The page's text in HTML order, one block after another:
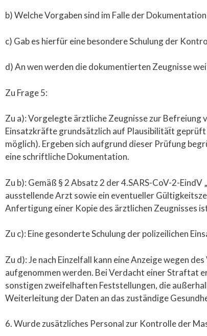
b) Welche Vorgaben sind im Falle der
c) Gab es hierfür eine besondere Schulung der
d) An wen werden die dokumentierten Zeugnisse
Zu Frage 5:
Zu a): Vorgelegte ärztliche Zeugnisse zur Befreiung
Einsatzkräfte grundsätzlich auf Plausibilitäẗt
möglich). Ergeben sich aufgrund dieser Prüfung
eine schriftliche Dokumentation.
Zu b): Gemäß § 2 Absatz 2 der 4.SARS-CoV-2-
ausstellende Arzt sowie ein eventueller
Anfertigung einer Kopie des ärztlichen Zeugnisses
Zu c): Eine gesonderte Schulung der polizeilichen
Zu d): Je nach Einzelfall kann eine Anzeige wegen
aufgenommen werden. Bei Verdacht einer Straftat
sonstigen zweifelhaften Feststellungen, die
Weiterleitung der Daten an das zuständige
6. Wurde zusätzliches Personal zur Kontrolle der